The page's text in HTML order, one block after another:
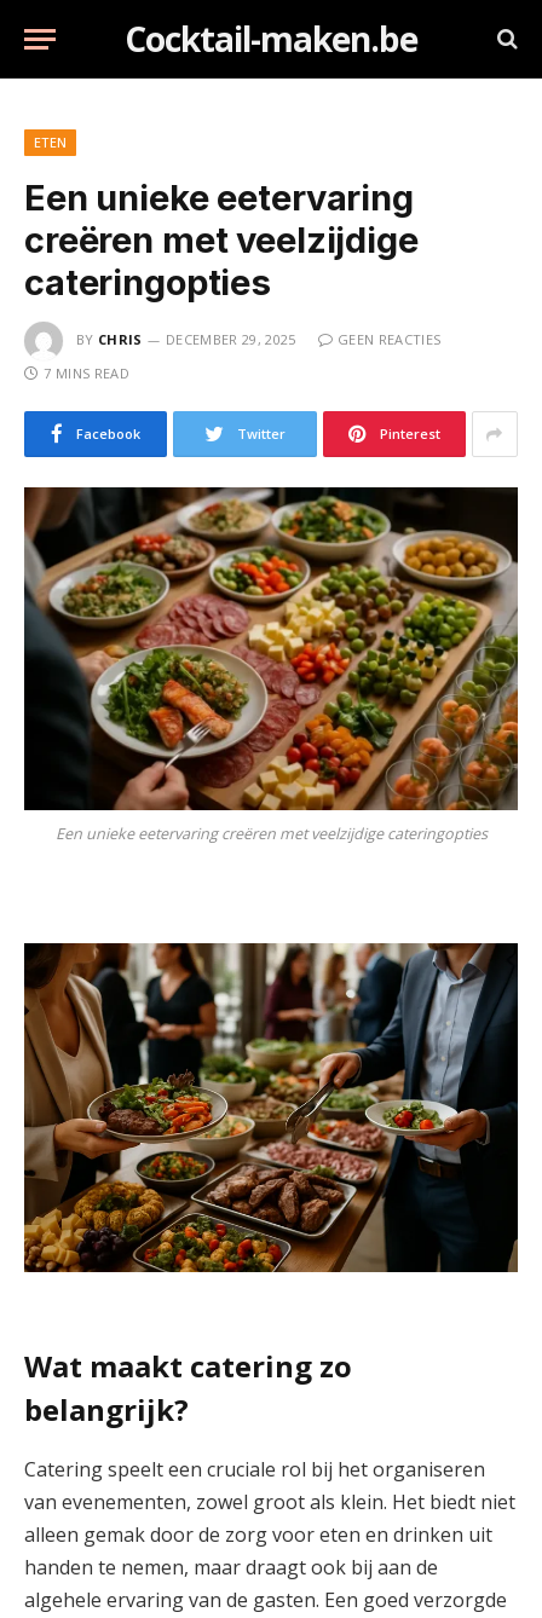
Cocktail-maken.be
ETEN
Een unieke eetervaring
creëren met veelzijdige
cateringopties
BY CHRIS DECEMBER 29, 2025
GEEN REACTIES
7 MINS READ
Facebook Twitter Pinterest
Een unieke eetervaring creëren met veelzijdige cateringopties
Wat maakt catering zo
belangrijk?
Catering speelt een cruciale rol bij het organiseren
van evenementen, zowel groot als klein. Het biedt niet
alleen gemak door de zorg voor eten en drinken uit
handen te nemen, maar draagt ook bij aan de
algehele ervaring van de gasten. Een goed verzorgde